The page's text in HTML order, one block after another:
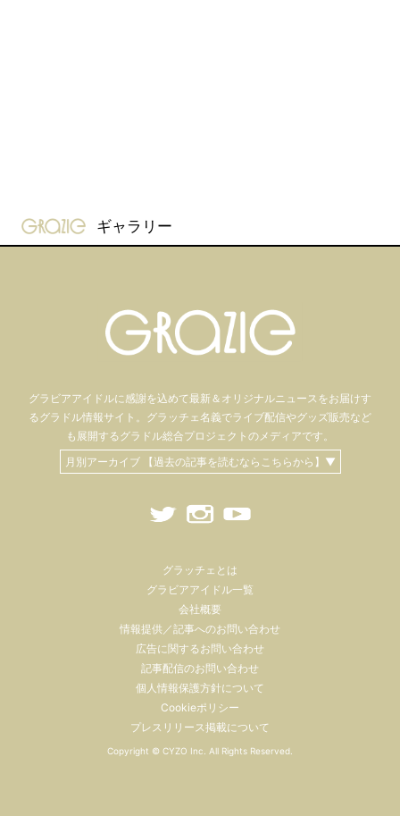
gravure-grazie
ギャラリー
グラビアアイドルに感謝を込めて最新＆オリジナルニュースをお届けす
るグラドル情報サイト。 グラッチェ名義でライブ配信やグッズ販売など
も 展開するグラドル総合プロジェクトのメディアです。
月別アーカイブ 【過去の記事を読むならこちらから】▼
グラッチェとは
グラビアアイドル一覧
会社概要
情報提供／記事へのお問い合わせ
広告に関するお問い合わせ
記事配信のお問い合わせ
個人情報保護方針について
Cookieポリシー
プレスリリース掲載について
Copyright © CYZO Inc. All Rights Reserved.